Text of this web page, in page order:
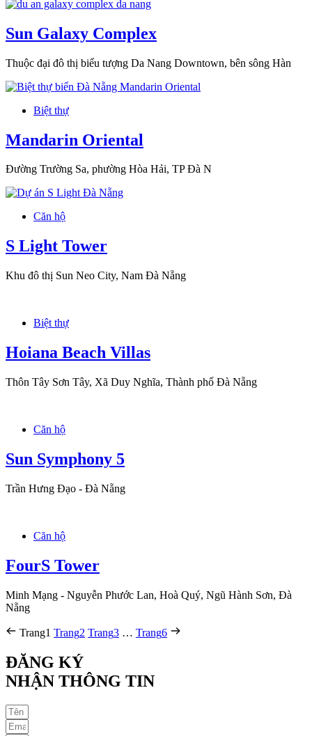
Sun Galaxy Complex
Thuộc đại đô thị biểu tượng Da Nang Downtown, bên sông Hàn
Biệt thự
Mandarin Oriental
Đường Trường Sa, phường Hòa Hải, TP Đà N
Căn hộ
S Light Tower
Khu đô thị Sun Neo City, Nam Đà Nẵng
Biệt thự
Hoiana Beach Villas
Thôn Tây Sơn Tây, Xã Duy Nghĩa, Thành phố Đà Nẵng
Căn hộ
Sun Symphony 5
Trần Hưng Đạo - Đà Nẵng
Căn hộ
FourS Tower
Minh Mạng - Nguyễn Phước Lan, Hoà Quý, Ngũ Hành Sơn, Đà
Nẵng
Trang1 Trang2 Trang3 … Trang6
ĐĂNG KÝ
NHẬN THÔNG TIN